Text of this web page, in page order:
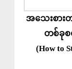
အသေးစား
တစ်ခုစ
(How to